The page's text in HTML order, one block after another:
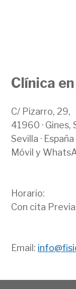
Clínica
C/ Pizarro, 29,
41960 · Gines,
Sevilla · España
Móvil y
Horario:
Con cita
Email: